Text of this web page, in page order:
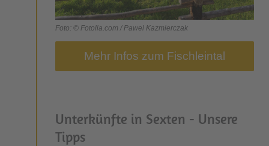
Foto: © Fotolia.com / Pawel Kazmierczak
Mehr Infos zum Fischleintal
Unterkünfte in Sexten - Unsere
Tipps